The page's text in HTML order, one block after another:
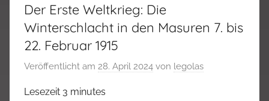
Der Erste Weltkrieg: Die
Winterschlacht in den Masuren 7. bis
22. Februar 1915
Veröffentlicht am 28. April 2024 von legolas
Lesezeit 3 minutes